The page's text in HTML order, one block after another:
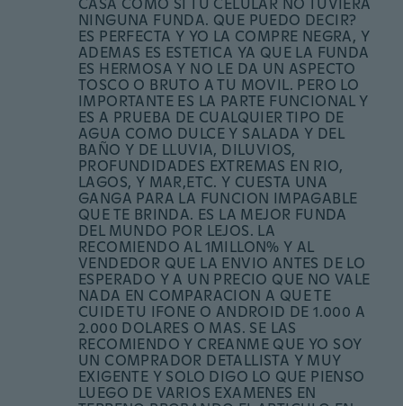
CASA COMO SI TU CELULAR NO TUVIERA
NINGUNA FUNDA. QUE PUEDO DECIR?
ES PERFECTA Y YO LA COMPRE NEGRA, Y
ADEMAS ES ESTETICA YA QUE LA FUNDA
ES HERMOSA Y NO LE DA UN ASPECTO
TOSCO O BRUTO A TU MOVIL. PERO LO
IMPORTANTE ES LA PARTE FUNCIONAL Y
ES A PRUEBA DE CUALQUIER TIPO DE
AGUA COMO DULCE Y SALADA Y DEL
BAÑO Y DE LLUVIA, DILUVIOS,
PROFUNDIDADES EXTREMAS EN RIO,
LAGOS, Y MAR,ETC. Y CUESTA UNA
GANGA PARA LA FUNCION IMPAGABLE
QUE TE BRINDA. ES LA MEJOR FUNDA
DEL MUNDO POR LEJOS. LA
RECOMIENDO AL 1MILLON% Y AL
VENDEDOR QUE LA ENVIO ANTES DE LO
ESPERADO Y A UN PRECIO QUE NO VALE
NADA EN COMPARACION A QUE TE
CUIDE TU IFONE O ANDROID DE 1.000 A
2.000 DOLARES O MAS. SE LAS
RECOMIENDO Y CREANME QUE YO SOY
UN COMPRADOR DETALLISTA Y MUY
EXIGENTE Y SOLO DIGO LO QUE PIENSO
LUEGO DE VARIOS EXAMENES EN